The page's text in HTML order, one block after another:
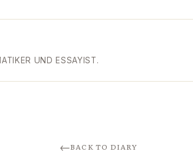
UND ESSAYIST.
←BACK TO DIARY